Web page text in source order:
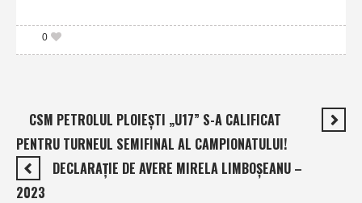
0
CSM PETROLUL PLOIEŞTI „U17” S-A CALIFICAT
PENTRU TURNEUL SEMIFINAL AL CAMPIONATULUI!
DECLARAŢIE DE AVERE MIRELA LIMBOŞEANU –
2023